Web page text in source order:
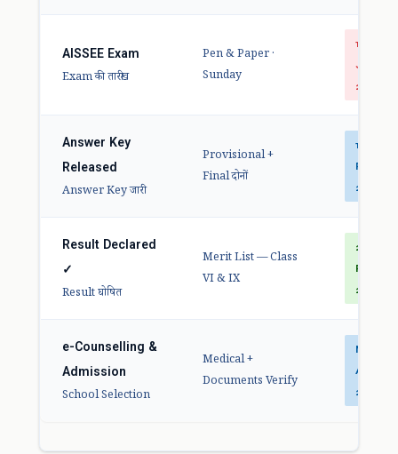
AISSEE Exam
Exam की तारीख
Pen & Paper ·
Sunday
18
Jan
2026
Answer Key
Released
Answer Key जारी
Provisional +
Final दोनों
11
Feb
2026
Result Declared
✓
Result घोषित
Merit List — Class
VI & IX
27
Feb
2026
e-Counselling &
Admission
School Selection
Medical +
Documents Verify
Mar–
Apr
2026